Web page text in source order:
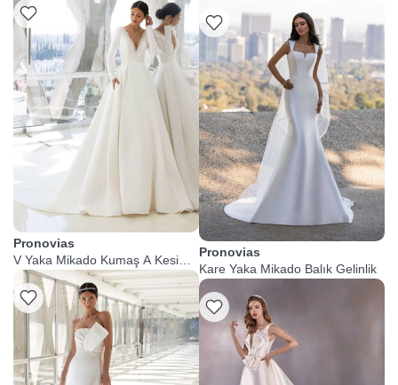
Pronovias
V Yaka Mikado Kumaş A Kesim
Gelinlik
Pronovias
Kare Yaka Mikado Balık Gelinlik